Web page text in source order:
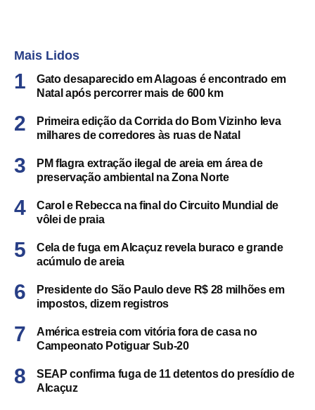
Mais Lidos
Gato desaparecido em Alagoas é encontrado em
Natal após percorrer mais de 600 km
Primeira edição da Corrida do Bom Vizinho leva
milhares de corredores às ruas de Natal
PM flagra extração ilegal de areia em área de
preservação ambiental na Zona Norte
Carol e Rebecca na final do Circuito Mundial de
vôlei de praia
Cela de fuga em Alcaçuz revela buraco e grande
acúmulo de areia
Presidente do São Paulo deve R$ 28 milhões em
impostos, dizem registros
América estreia com vitória fora de casa no
Campeonato Potiguar Sub-20
SEAP confirma fuga de 11 detentos do presídio de
Alcaçuz